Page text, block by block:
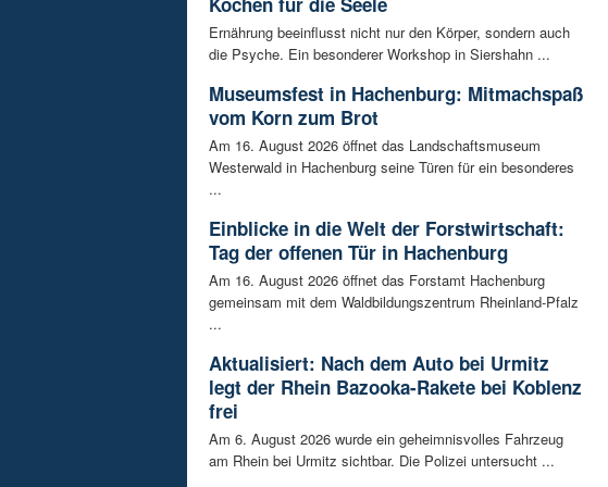
Ernährung beeinflusst nicht nur den Körper, sondern auch
die Psyche. Ein besonderer Workshop in Siershahn ...
Museumsfest in Hachenburg: Mitmachspaß
vom Korn zum Brot
Am 16. August 2026 öffnet das Landschaftsmuseum
Westerwald in Hachenburg seine Türen für ein besonderes
...
Einblicke in die Welt der Forstwirtschaft:
Tag der offenen Tür in Hachenburg
Am 16. August 2026 öffnet das Forstamt Hachenburg
gemeinsam mit dem Waldbildungszentrum Rheinland-Pfalz
...
Aktualisiert: Nach dem Auto bei Urmitz
legt der Rhein Bazooka-Rakete bei Koblenz
frei
Am 6. August 2026 wurde ein geheimnisvolles Fahrzeug
am Rhein bei Urmitz sichtbar. Die Polizei untersucht ...